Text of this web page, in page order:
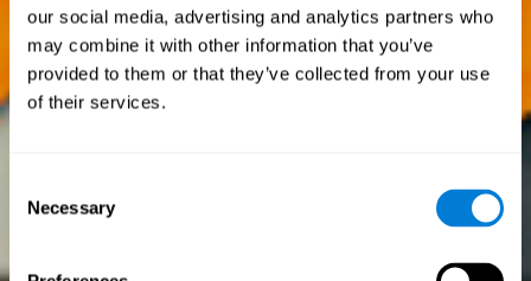
our social media, advertising and analytics partners who
may combine it with other information that you’ve
provided to them or that they’ve collected from your use
of their services.
Selection
Necessary